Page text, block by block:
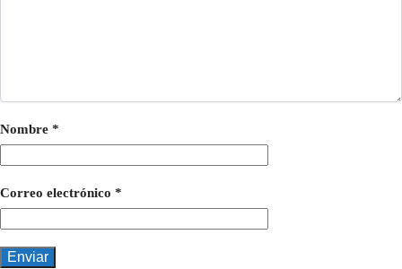
Nombre *
Correo electrónico *